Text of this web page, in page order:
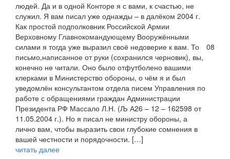
08
людей. Да и в одной Конторе я с вами, к счастью, не
служил. Я вам писал уже однажды – в далёком 2004 г.
Как простой подполковник Российской Армии
Верховному Главнокомандующему Вооружёнными
силами я тогда уже выразил своё недоверие к вам. То
письмо,написанное от руки (сохранился черновик), вы,
конечно не читали. Оно было отфутболено вашими
клерками в Министерство обороны, о чём я и был
уведомлён консультантом отдела писем Управления по
работе с обращениями граждан Администрации
Президента РФ Массало Л.Н. (Љ А26 – 12 – 162598 от
11.05.2004 г.). Но я писал не министру обороны, а
лично вам, чтобы выразить свои глубокие сомнения в
вашей честности и порядочности. […]
читать далее